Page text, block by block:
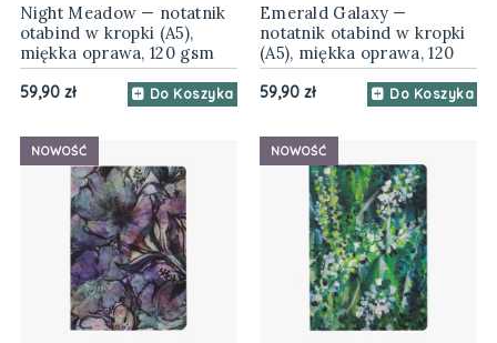
Night Meadow — notatnik
otabind w kropki (A5),
miękka oprawa, 120 gsm
59,90 zł Do Koszyka
Emerald Galaxy —
notatnik otabind w kropki
(A5), miękka oprawa, 120
gsm
59,90 zł Do Koszyka
NOWOŚĆ NOWOŚĆ